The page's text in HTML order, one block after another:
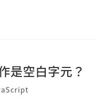
是空白字元？